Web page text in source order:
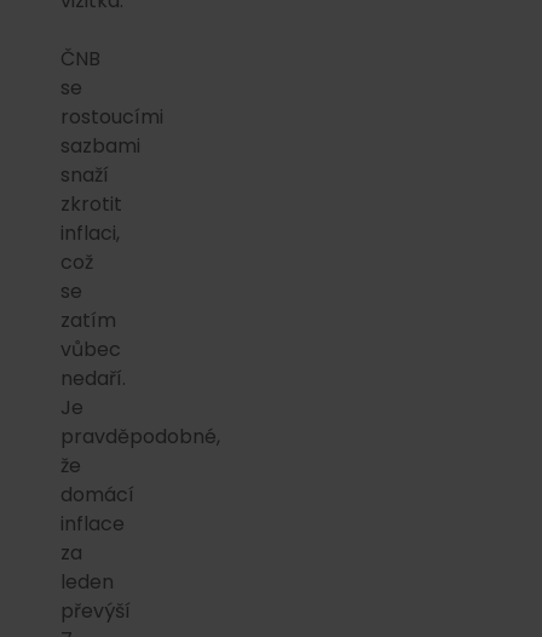
ČNB
se
rostoucími
sazbami
snaží
zkrotit
inflaci,
což
se
zatím
vůbec
nedaří.
Je
pravděpodobné,
že
domácí
inflace
za
leden
převýší